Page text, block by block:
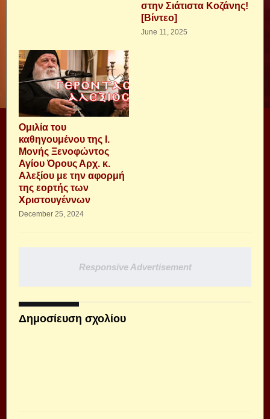
στην Σιάτιστα Κοζάνης!
[Βίντεο]
June 11, 2025
Ομιλία του
καθηγουμένου της Ι.
Μονής Ξενοφώντος
Αγίου Όρους Αρχ. κ.
Αλεξίου με την αφορμή
της εορτής των
Χριστουγέννων
December 25, 2024
Responsive Advertisement
Δημοσίευση σχολίου